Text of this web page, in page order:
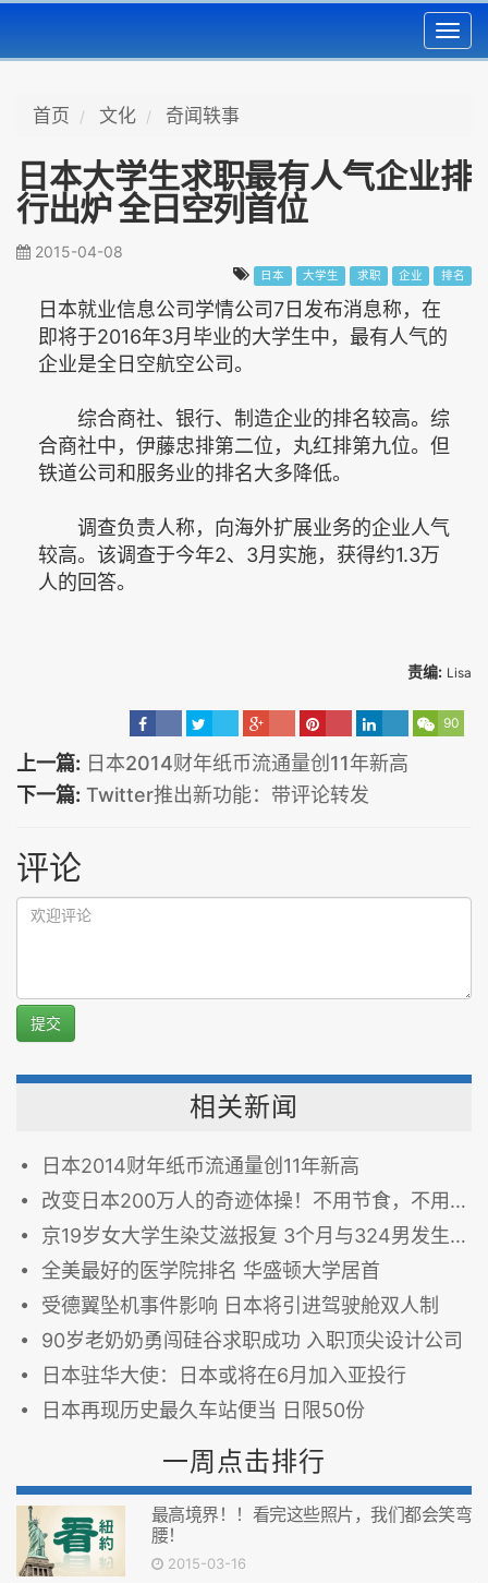
首页 文化 奇闻轶事
日本大学生求职最有人气企业排
行出炉 全日空列首位
2015-04-08
日本 大学生 求职 企业 排名
日本就业信息公司学情公司7日发布消息称，在
即将于2016年3月毕业的大学生中，最有人气的
企业是全日空航空公司。
综合商社、银行、制造企业的排名较高。综
合商社中，伊藤忠排第二位，丸红排第九位。但
铁道公司和服务业的排名大多降低。
调查负责人称，向海外扩展业务的企业人气
较高。该调查于今年2、3月实施，获得约1.3万
人的回答。
责编: Lisa
90
上一篇: 日本2014财年纸币流通量创11年新高
下一篇: Twitter推出新功能：带评论转发
评论
提交
相关新闻
日本2014财年纸币流通量创11年新高
改变日本200万人的奇迹体操！不用节食，不用骨盆枕，不用运动流汗，不用花一毛钱！
京19岁女大学生染艾滋报复 3个月与324男发生性关系
全美最好的医学院排名 华盛顿大学居首
受德翼坠机事件影响 日本将引进驾驶舱双人制
90岁老奶奶勇闯硅谷求职成功 入职顶尖设计公司
日本驻华大使：日本或将在6月加入亚投行
日本再现历史最久车站便当 日限50份
一周点击排行
最高境界！！看完这些照片，我们都会笑弯
腰！
2015-03-16